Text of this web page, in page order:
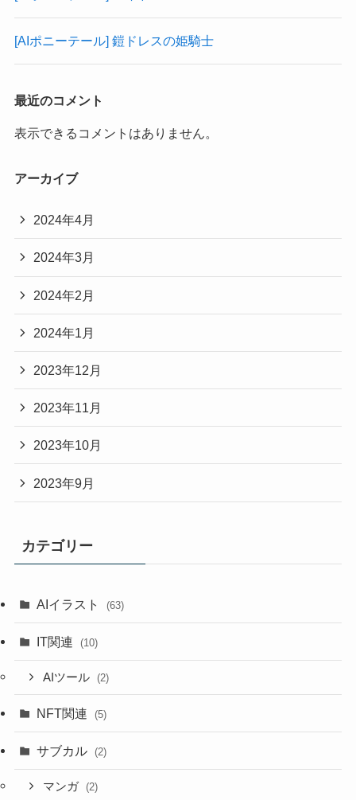
[AIポニーテール] 鎧ドレスの姫騎士
最近のコメント
表示できるコメントはありません。
アーカイブ
2024年4月
2024年3月
2024年2月
2024年1月
2023年12月
2023年11月
2023年10月
2023年9月
カテゴリー
AIイラスト (63)
IT関連 (10)
AIツール (2)
NFT関連 (5)
サブカル (2)
マンガ (2)